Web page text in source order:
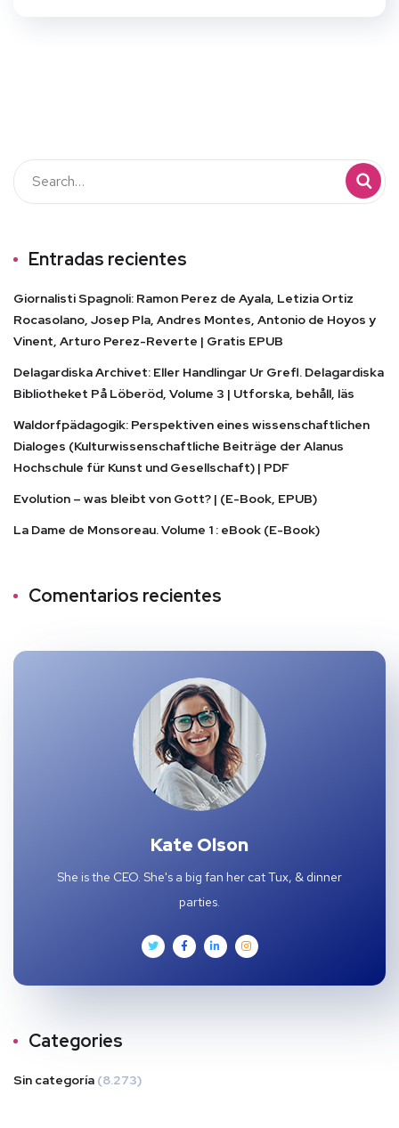
Entradas recientes
Giornalisti Spagnoli: Ramon Perez de Ayala, Letizia Ortiz
Rocasolano, Josep Pla, Andres Montes, Antonio de Hoyos y
Vinent, Arturo Perez-Reverte | Gratis EPUB
Delagardiska Archivet: Eller Handlingar Ur Grefl. Delagardiska
Bibliotheket På Löberöd, Volume 3 | Utforska, behåll, läs
Waldorfpädagogik: Perspektiven eines wissenschaftlichen
Dialoges (Kulturwissenschaftliche Beiträge der Alanus
Hochschule für Kunst und Gesellschaft) | PDF
Evolution – was bleibt von Gott? | (E-Book, EPUB)
La Dame de Monsoreau. Volume 1 : eBook (E-Book)
Comentarios recientes
Kate Olson
She is the CEO. She's a big fan her cat Tux, & dinner
parties.
Categories
Sin categoría (8.273)